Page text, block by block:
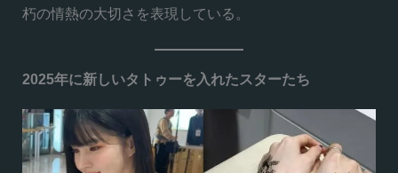
朽の情熱の大切さを表現している。
2025年に新しいタトゥーを入れたスターたち